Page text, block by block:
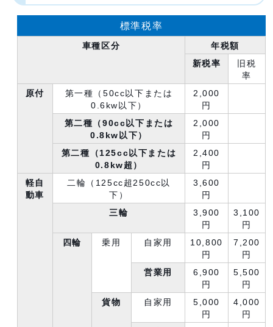
標準税率
車種区分
年税額
新税率
旧税
率
原付
第一種（50cc以下または
0.6kw以下）
2,000
円
第二種（90cc以下または
0.8kw以下）
2,000
円
第二種（125cc以下または
0.8kw超）
2,400
円
軽自
動車
二輪（125cc超250cc以
下）
3,600
円
三輪
3,900
円
3,100
円
四輪
乗用 自家用
10,800
円
7,200
円
営業用
6,900
円
5,500
円
貨物
自家用
5,000
円
4,000
円